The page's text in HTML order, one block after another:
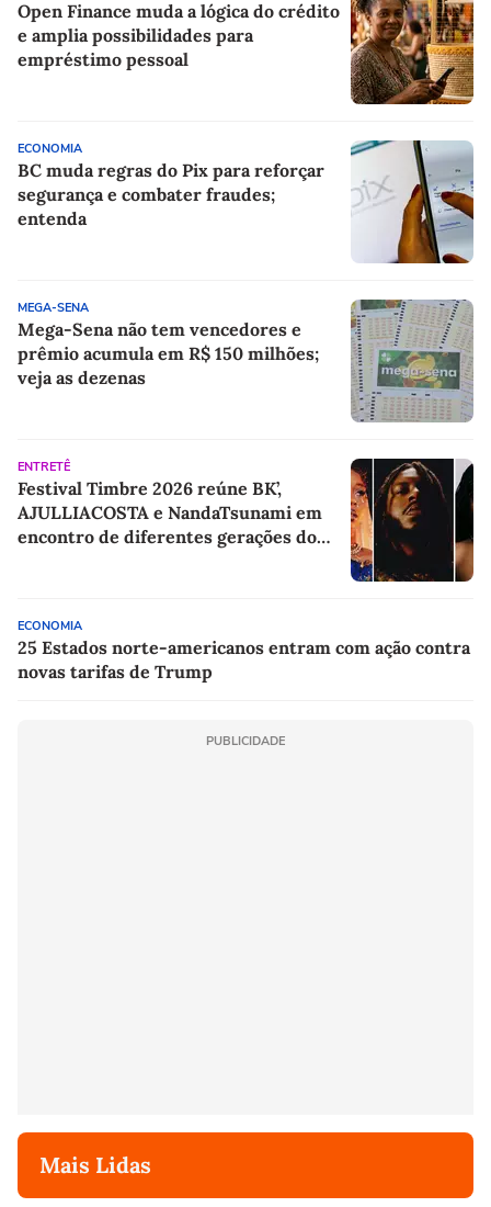
Open Finance muda a lógica do crédito
e amplia possibilidades para
empréstimo pessoal
ECONOMIA
BC muda regras do Pix para reforçar
segurança e combater fraudes;
entenda
MEGA-SENA
Mega-Sena não tem vencedores e
prêmio acumula em R$ 150 milhões;
veja as dezenas
ENTRETÊ
Festival Timbre 2026 reúne BK’,
AJULLIACOSTA e NandaTsunami em
encontro de diferentes gerações do
ECONOMIA
25 Estados norte-americanos entram com ação contra
novas tarifas de Trump
PUBLICIDADE
Mais Lidas